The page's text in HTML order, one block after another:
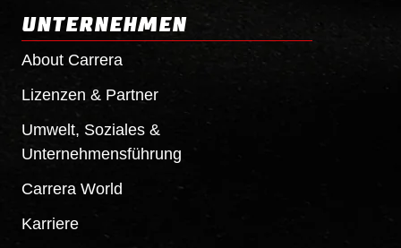
UNTERNEHMEN
About Carrera
Lizenzen & Partner
Umwelt, Soziales &
Unternehmensführung
Carrera World
Karriere